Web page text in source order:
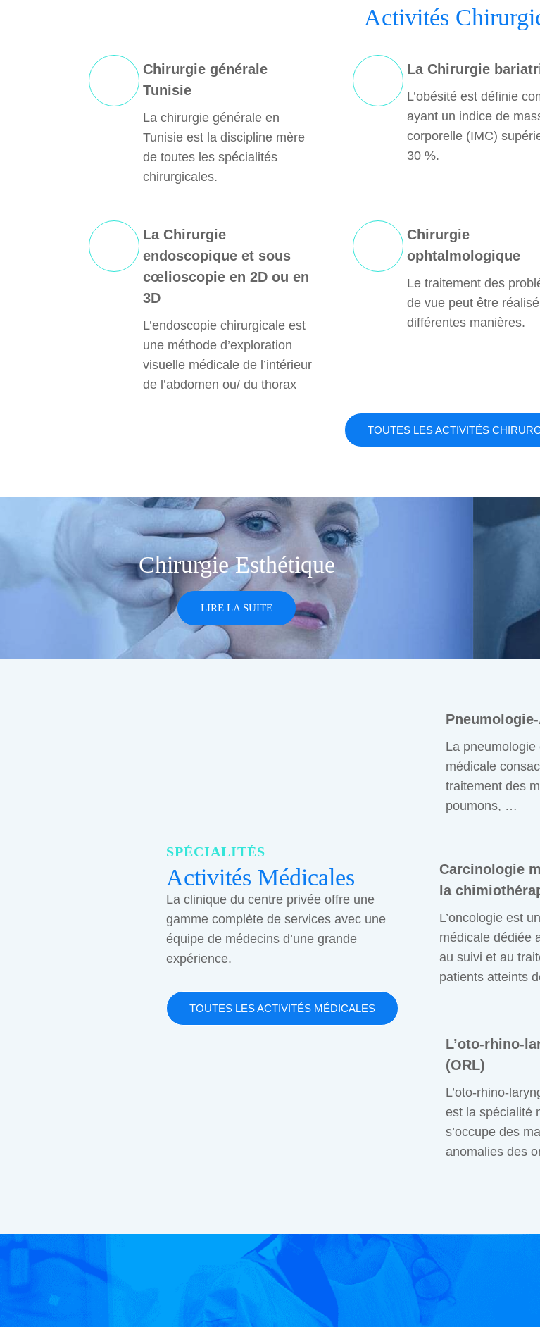
Activités
Chirurgie générale
Tunisie
La chirurgie générale en
Tunisie est la discipline mère
de toutes les spécialités
chirurgicales.
La Chirurgie
L’obésité est définie
ayant un indice de
corporelle (IMC)
30 %.
La Chirurgie
endoscopique et sous
cœlioscopie en 2D ou en
3D
L’endoscopie chirurgicale est
une méthode d’exploration
visuelle médicale de l’intérieur
de l’abdomen ou/ du thorax
Chirurgie
ophtalmologique
Le traitement des
de vue peut être
différentes manières.
TOUTES LES ACTIVITÉS
Chirurgie Esthétique
LIRE LA SUITE
SPÉCIALITÉS
Activités Médicales
La clinique du centre privée offre une
gamme complète de services avec une
équipe de médecins d’une grande
expérience.
TOUTES LES ACTIVITÉS MÉDICALES
La
médicale
traitement des
poumons, …
Carcinologie
la
L’oncologie est
médicale dédiée
au suivi et au
patients atteints
L’oto-rhino-
(ORL)
L’oto-rhino-
est la spécialité
s’occupe des
anomalies des